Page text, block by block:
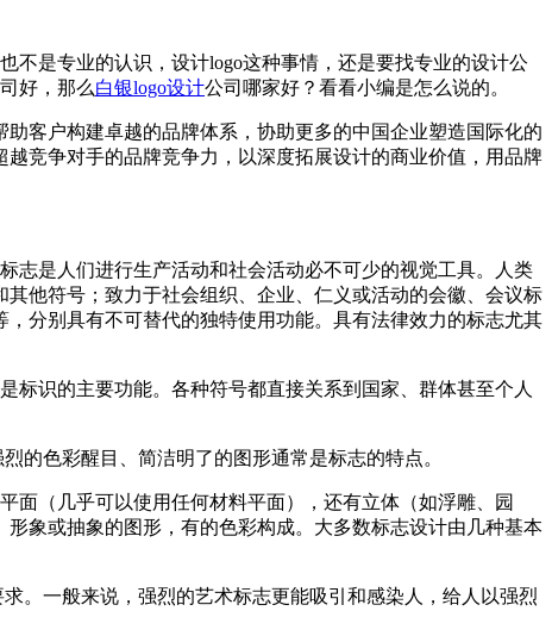
不是专业的认识，设计logo这种事情，还是要找专业的设计公
好，那么白银logo设计公司哪家好？看看小编是怎么说的。
客户构建卓越的品牌体系，协助更多的中国企业塑造国际化的
竞争对手的品牌竞争力，以深度拓展设计的商业价值，用品牌
志是人们进行生产活动和社会活动必不可少的视觉工具。人类
他符号；致力于社会组织、企业、仁义或活动的会徽、会议标
分别具有不可替代的独特使用功能。具有法律效力的标志尤其
标识的主要功能。各种符号都直接关系到国家、群体甚至个人
的色彩醒目、简洁明了的图形通常是标志的特点。
面（几乎可以使用任何材料平面），还有立体（如浮雕、园
象或抽象的图形，有的色彩构成。大多数标志设计由几种基本
。一般来说，强烈的艺术标志更能吸引和感染人，给人以强烈